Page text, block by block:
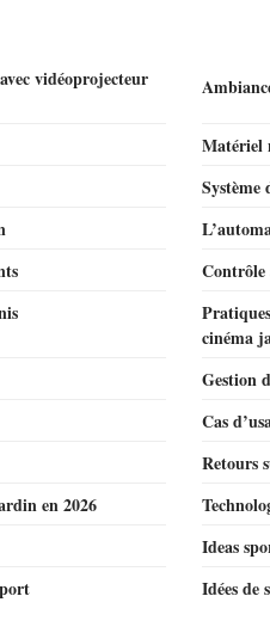
vidéoprojecteur
Matériel
Système
Contrôle
cinéma
Gestion
Cas
Retours
en 2026
Ideas
Idées de